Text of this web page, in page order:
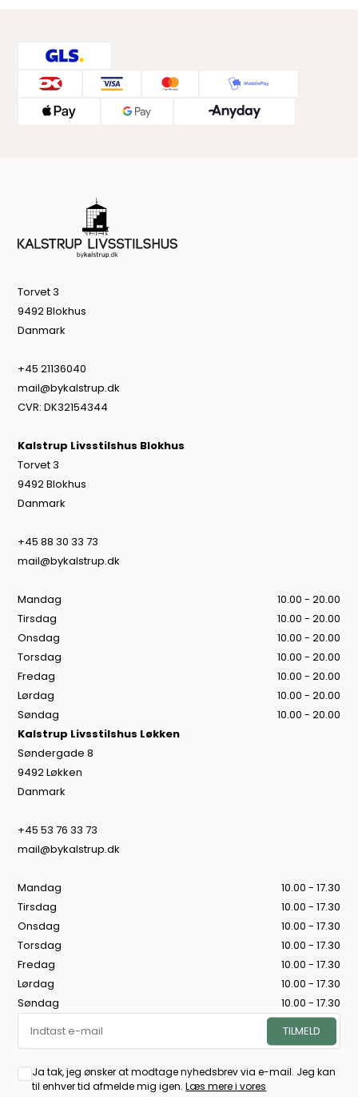
Torvet 3
9492 Blokhus
Danmark
+45 21136040
mail@bykalstrup.dk
CVR: DK32154344
Kalstrup Livsstilshus Blokhus
Torvet 3
9492 Blokhus
Danmark
+45 88 30 33 73
mail@bykalstrup.dk
Mandag
10.00 - 20.00
Tirsdag
10.00 - 20.00
Onsdag
10.00 - 20.00
Torsdag
10.00 - 20.00
Fredag
10.00 - 20.00
Lørdag
10.00 - 20.00
Søndag
10.00 - 20.00
Kalstrup Livsstilshus Løkken
Søndergade 8
9492 Løkken
Danmark
+45 53 76 33 73
mail@bykalstrup.dk
Mandag
10.00 - 17.30
Tirsdag
10.00 - 17.30
Onsdag
10.00 - 17.30
Torsdag
10.00 - 17.30
Fredag
10.00 - 17.30
Lørdag
10.00 - 17.30
Søndag
10.00 - 17.30
Ja tak, jeg ønsker at modtage nyhedsbrev via e-mail. Jeg kan
til enhver tid afmelde mig igen.Læs mere i vores